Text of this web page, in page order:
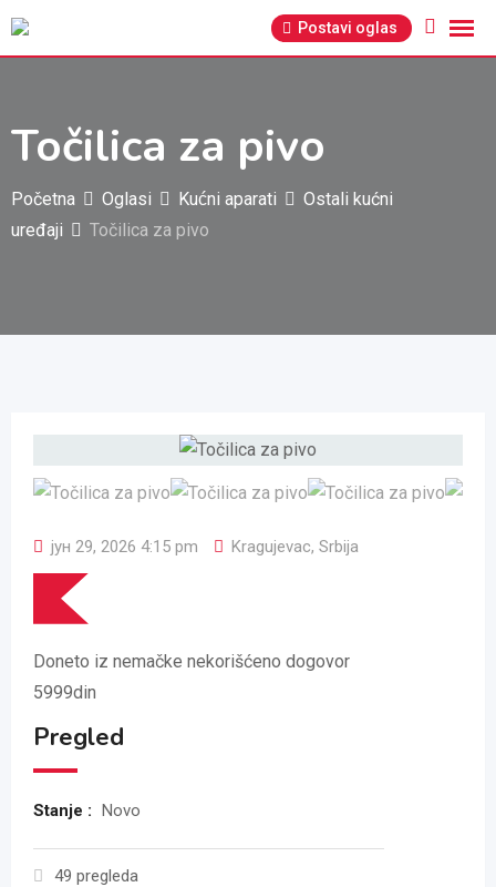
Pređi
Postavi oglas
Točilica za pivo
Početna Oglasi Kućni aparati
Ostali kućni
uređaji
Točilica za pivo
јун 29, 2026 4:15 pm Kragujevac, Srbija
Doneto iz nemačke nekorišćeno dogovor
5999din
Pregled
Stanje : Novo
49 pregleda